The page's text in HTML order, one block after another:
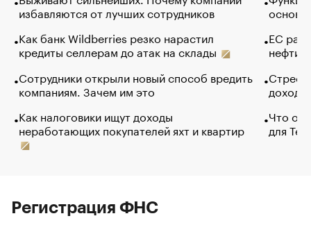
избавляются от лучших сотрудников
Как банк Wildberries резко нарастил
кредиты селлерам до атак на склады
Сотрудники открыли новый способ вредить
компаниям. Зачем им это
Как налоговики ищут доходы
неработающих покупателей яхт и квартир
основ
ЕС
нефти
Что
для
Регистрация ФНС